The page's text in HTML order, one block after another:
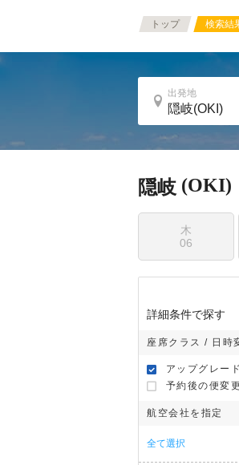
トップ 検索結
出発地
隠岐 (OKI)
木
06
詳細条件で探す
座席クラス
アップグレー
予約後の便変
航空会社を指定
全て選択